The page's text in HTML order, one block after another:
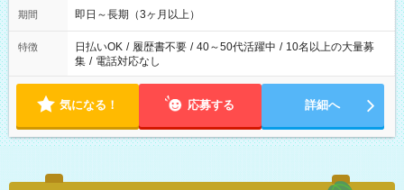
期間 即日～長期（3ヶ月以上）
特徴 日払いOK / 履歴書不要 / 40～50代活躍中 / 10名以上の大量募
集 / 電話対応なし
気になる！ 応募する 詳細へ